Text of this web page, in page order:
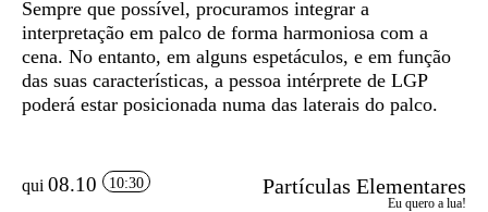
Sempre que possível, procuramos integrar a
interpretação em palco de forma harmoniosa com a
cena. No entanto, em alguns espetáculos, e em função
das suas características, a pessoa intérprete de LGP
poderá estar posicionada numa das laterais do palco.
qui 08.10 10:30 Partículas Elementares
Eu quero a lua!